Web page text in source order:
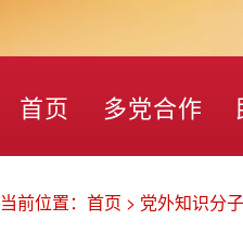
首页 多党合作
当前位置： 首页 > 党外知识分子